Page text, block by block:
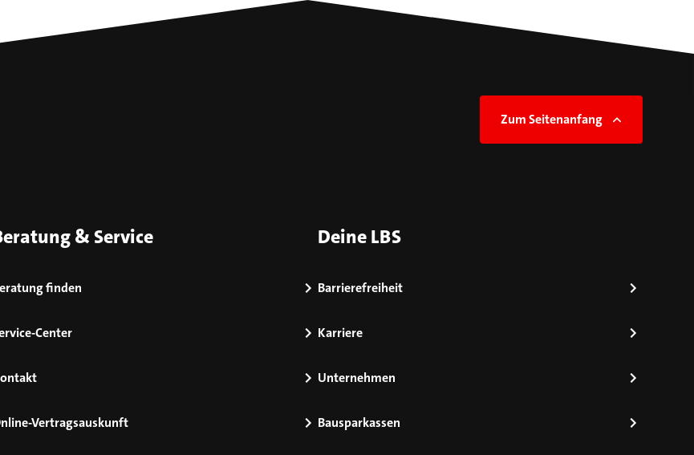
Zum Seitenanfang
& Service
finden
Center
Vertragsauskunft
Deine LBS
Barrierefreiheit
Karriere
Unternehmen
Bausparkassen